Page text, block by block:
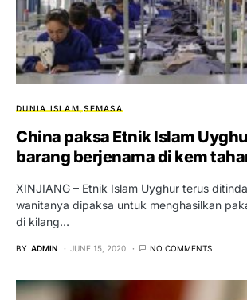
DUNIA ISLAM SEMASA
China paksa Etnik Islam
barang berjenama di kem
XINJIANG – Etnik Islam Uyghur terus
wanitanya dipaksa untuk menghasilkan
di kilang…
BY ADMIN JUNE 15, 2020 NO COMMENTS